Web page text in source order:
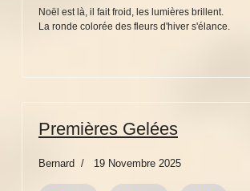
Noël est là, il fait froid, les lumières brillent.
La ronde colorée des fleurs d'hiver s'élance.
Premières Gelées
Bernard 19 Novembre 2025